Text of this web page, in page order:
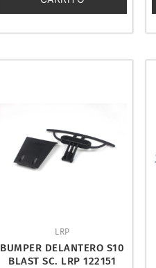
LRP
BUMPER DELANTERO S10
BLAST SC. LRP 122151